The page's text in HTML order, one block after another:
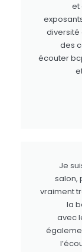
et
diversité
des
écouter
Je
salon,
vraiment
la
avec